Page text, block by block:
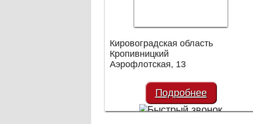
Кировоградская область
Кропивницкий
Аэрофлотская, 13
Подробнее